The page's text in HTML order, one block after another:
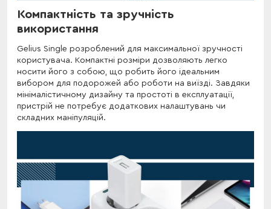
Компактність та зручність
використання
Gelius Single розроблений для максимальної зручності
користувача. Компактні розміри дозволяють легко
носити його з собою, що робить його ідеальним
вибором для подорожей або роботи на виїзді. Завдяки
мінімалістичному дизайну та простоті в експлуатації,
пристрій не потребує додаткових налаштувань чи
складних маніпуляцій.